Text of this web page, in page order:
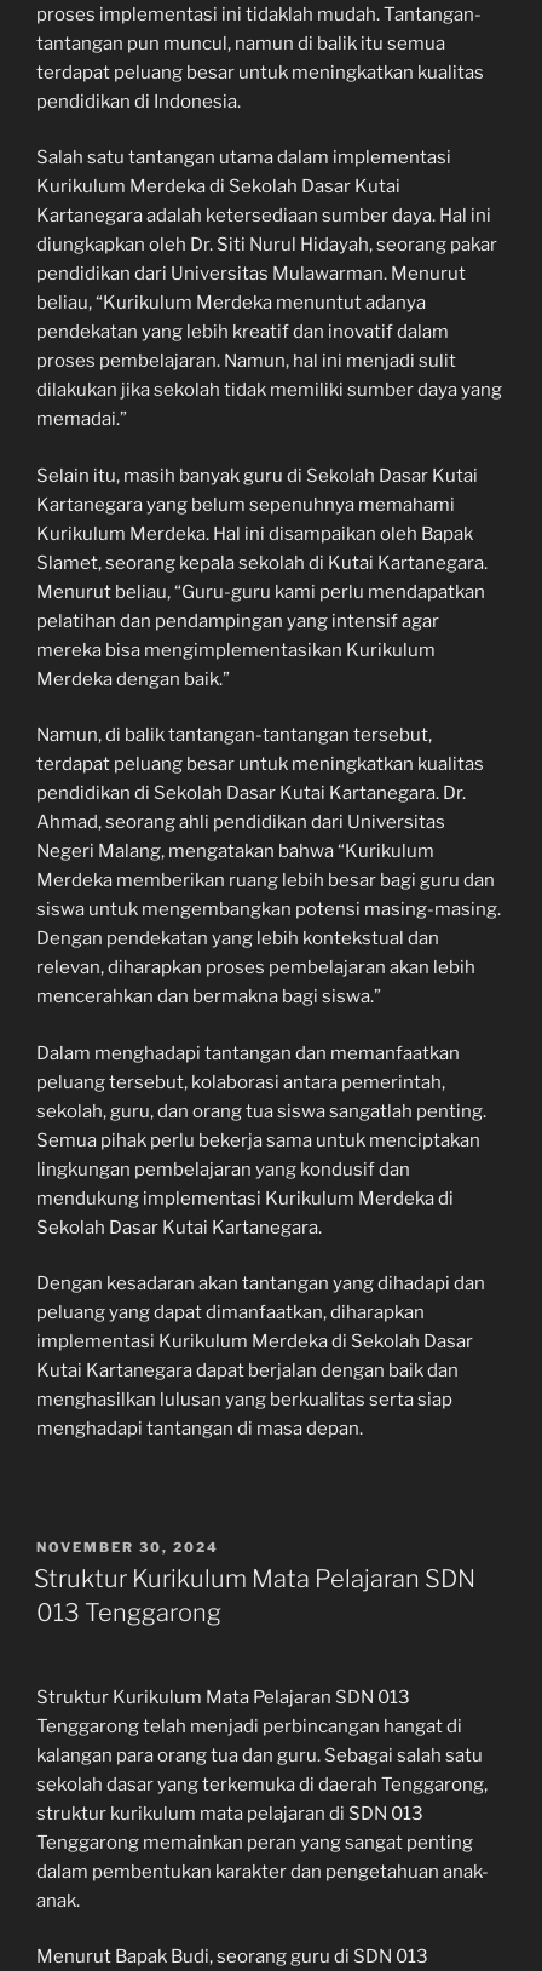
proses implementasi ini tidaklah mudah. Tantangan-
tantangan pun muncul, namun di balik itu semua
terdapat peluang besar untuk meningkatkan kualitas
pendidikan di Indonesia.
Salah satu tantangan utama dalam implementasi
Kurikulum Merdeka di Sekolah Dasar Kutai
Kartanegara adalah ketersediaan sumber daya. Hal ini
diungkapkan oleh Dr. Siti Nurul Hidayah, seorang pakar
pendidikan dari Universitas Mulawarman. Menurut
beliau, “Kurikulum Merdeka menuntut adanya
pendekatan yang lebih kreatif dan inovatif dalam
proses pembelajaran. Namun, hal ini menjadi sulit
dilakukan jika sekolah tidak memiliki sumber daya yang
memadai.”
Selain itu, masih banyak guru di Sekolah Dasar Kutai
Kartanegara yang belum sepenuhnya memahami
Kurikulum Merdeka. Hal ini disampaikan oleh Bapak
Slamet, seorang kepala sekolah di Kutai Kartanegara.
Menurut beliau, “Guru-guru kami perlu mendapatkan
pelatihan dan pendampingan yang intensif agar
mereka bisa mengimplementasikan Kurikulum
Merdeka dengan baik.”
Namun, di balik tantangan-tantangan tersebut,
terdapat peluang besar untuk meningkatkan kualitas
pendidikan di Sekolah Dasar Kutai Kartanegara. Dr.
Ahmad, seorang ahli pendidikan dari Universitas
Negeri Malang, mengatakan bahwa “Kurikulum
Merdeka memberikan ruang lebih besar bagi guru dan
siswa untuk mengembangkan potensi masing-masing.
Dengan pendekatan yang lebih kontekstual dan
relevan, diharapkan proses pembelajaran akan lebih
mencerahkan dan bermakna bagi siswa.”
Dalam menghadapi tantangan dan memanfaatkan
peluang tersebut, kolaborasi antara pemerintah,
sekolah, guru, dan orang tua siswa sangatlah penting.
Semua pihak perlu bekerja sama untuk menciptakan
lingkungan pembelajaran yang kondusif dan
mendukung implementasi Kurikulum Merdeka di
Sekolah Dasar Kutai Kartanegara.
Dengan kesadaran akan tantangan yang dihadapi dan
peluang yang dapat dimanfaatkan, diharapkan
implementasi Kurikulum Merdeka di Sekolah Dasar
Kutai Kartanegara dapat berjalan dengan baik dan
menghasilkan lulusan yang berkualitas serta siap
menghadapi tantangan di masa depan.
POSTED
ON
NOVEMBER 30, 2024
Struktur Kurikulum Mata Pelajaran SDN
013 Tenggarong
Struktur Kurikulum Mata Pelajaran SDN 013
Tenggarong telah menjadi perbincangan hangat di
kalangan para orang tua dan guru. Sebagai salah satu
sekolah dasar yang terkemuka di daerah Tenggarong,
struktur kurikulum mata pelajaran di SDN 013
Tenggarong memainkan peran yang sangat penting
dalam pembentukan karakter dan pengetahuan anak-
anak.
Menurut Bapak Budi, seorang guru di SDN 013